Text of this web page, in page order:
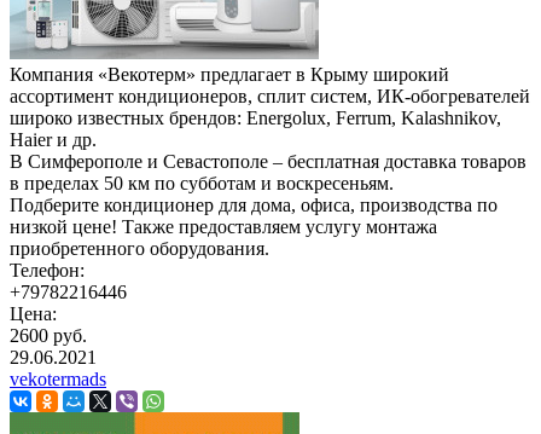
Компания «Векотерм» предлагает в Крыму широкий
ассортимент кондиционеров, сплит систем, ИК-обогревателей
широко известных брендов: Energolux, Ferrum, Kalashnikov,
Haier и др.
В Симферополе и Севастополе – бесплатная доставка товаров
в пределах 50 км по субботам и воскресеньям.
Подберите кондиционер для дома, офиса, производства по
низкой цене! Также предоставляем услугу монтажа
приобретенного оборудования.
Телефон:
+79782216446
Цена:
2600 руб.
29.06.2021
vekotermads